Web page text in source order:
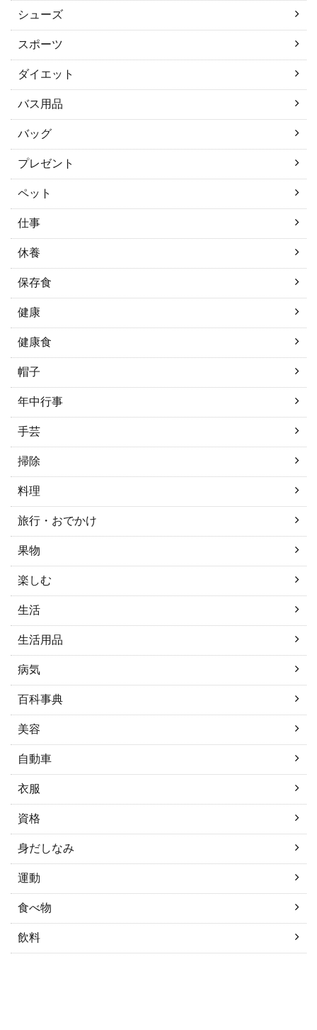
シューズ
スポーツ
ダイエット
バス用品
バッグ
プレゼント
ペット
仕事
休養
保存食
健康
健康食
帽子
年中行事
手芸
掃除
料理
旅行・おでかけ
果物
楽しむ
生活
生活用品
病気
百科事典
美容
自動車
衣服
資格
身だしなみ
運動
食べ物
飲料